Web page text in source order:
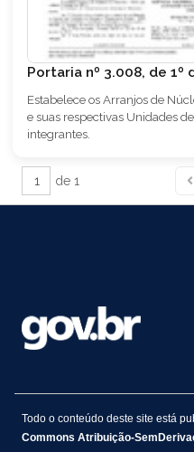
Portaria nº 3.008, de 1º
Estabelece os Arranjos de
e suas respectivas Unidades
integrantes.
de 1
Todo o conteúdo deste site está
Commons Atribuição-